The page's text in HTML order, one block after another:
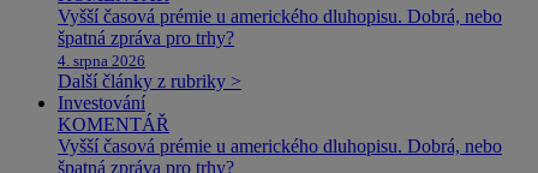
Vyšší časová prémie u amerického dluhopisu. Dobrá, nebo
špatná zpráva pro trhy?
4. srpna 2026
Další články z rubriky >
Investování
KOMENTÁŘ
Vyšší časová prémie u amerického dluhopisu. Dobrá, nebo
špatná zpráva pro trhy?